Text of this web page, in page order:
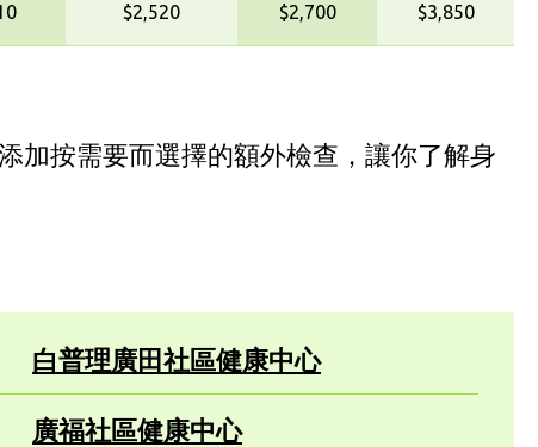
$2,520 $2,700 $3,850
加按需要而選擇的額外檢查，讓你了解身
白普理廣田社區健康中心
廣福社區健康中心